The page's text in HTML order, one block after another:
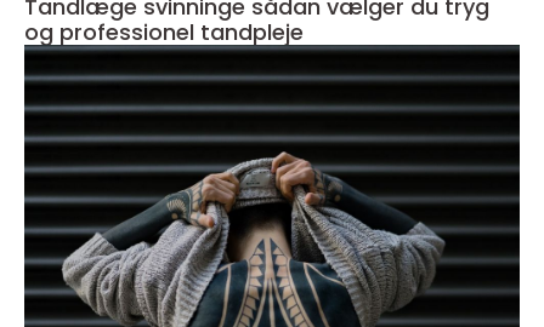
Tandlæge svinninge sådan vælger du tryg
og professionel tandpleje